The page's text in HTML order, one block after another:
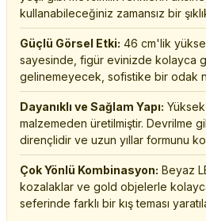
kullanabileceğiniz zamansız bir
Güçlü Görsel Etki: 46 cm'lik
sayesinde, figür evinizde kolayca
gelinemeyecek, sofistike bir odak
Dayanıklı ve Sağlam Yapı:
malzemeden üretilmiştir. Devrilme
dirençlidir ve uzun yıllar formunu
Çok Yönlü Kombinasyon: Beyaz
kozalaklar ve gold objelerle
seferinde farklı bir kış teması